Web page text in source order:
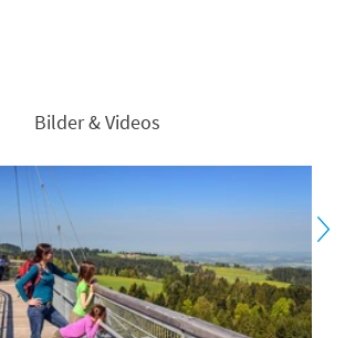
Bilder & Videos